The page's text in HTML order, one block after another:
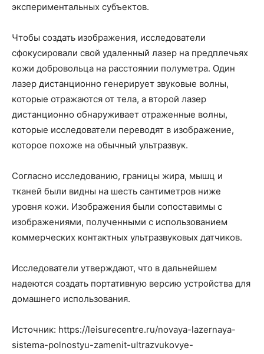
экспериментальных субъектов.
Чтобы создать изображения, исследователи
сфокусировали свой удаленный лазер на предплечьях
кожи добровольца на расстоянии полуметра. Один
лазер дистанционно генерирует звуковые волны,
которые отражаются от тела, а второй лазер
дистанционно обнаруживает отраженные волны,
которые исследователи переводят в изображение,
которое похоже на обычный ультразвук.
Согласно исследованию, границы жира, мышц и
тканей были видны на шесть сантиметров ниже
уровня кожи. Изображения были сопоставимы с
изображениями, полученными с использованием
коммерческих контактных ультразвуковых датчиков.
Исследователи утверждают, что в дальнейшем
надеются создать портативную версию устройства для
домашнего использования.
Источник: https://leisurecentre.ru/novaya-lazernaya-
sistema-polnostyu-zamenit-ultrazvukovye-